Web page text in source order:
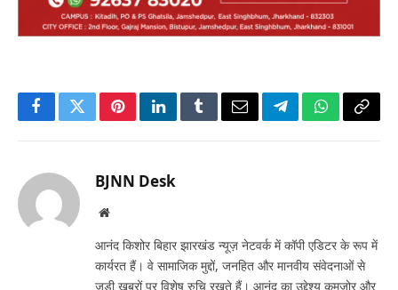
FacebookTwitterPinterestLinkedInTumblrEmailTelegramWhatsApp
Copy
BJNN Desk
Website
आनंद किशोर बिहार झारखंड न्यूज़ नेटवर्क में कॉपी एडिटर के रूप में
कार्यरत हैं। वे सामाजिक मुद्दों, जनहित और मानवीय संवेदनाओं से
जुड़ी खबरों पर विशेष रुचि रखते हैं। आनंद का उद्देश्य कमजोर और